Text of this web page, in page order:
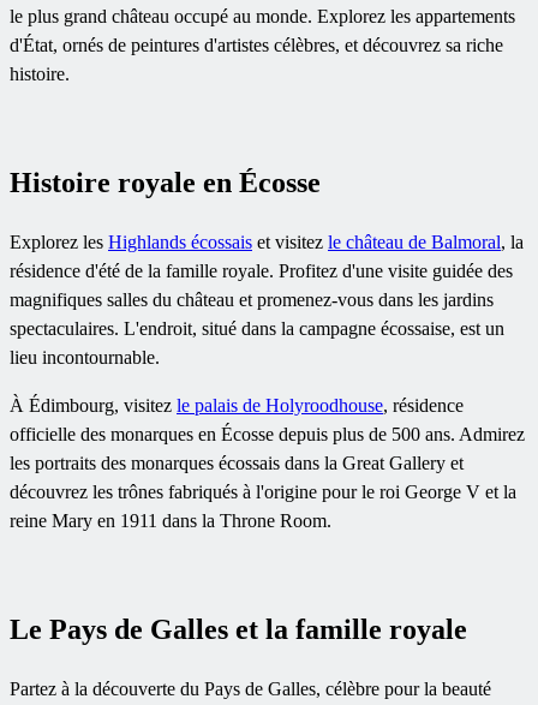
le plus grand château occupé au monde. Explorez les appartements
d'État, ornés de peintures d'artistes célèbres, et découvrez sa riche
histoire.
Histoire royale en Écosse
Explorez les Highlands écossais et visitez le château de Balmoral, la
résidence d'été de la famille royale. Profitez d'une visite guidée des
magnifiques salles du château et promenez-vous dans les jardins
spectaculaires. L'endroit, situé dans la campagne écossaise, est un
lieu incontournable.
À Édimbourg, visitez le palais de Holyroodhouse, résidence
officielle des monarques en Écosse depuis plus de 500 ans. Admirez
les portraits des monarques écossais dans la Great Gallery et
découvrez les trônes fabriqués à l'origine pour le roi George V et la
reine Mary en 1911 dans la Throne Room.
Le Pays de Galles et la famille royale
Partez à la découverte du Pays de Galles, célèbre pour la beauté